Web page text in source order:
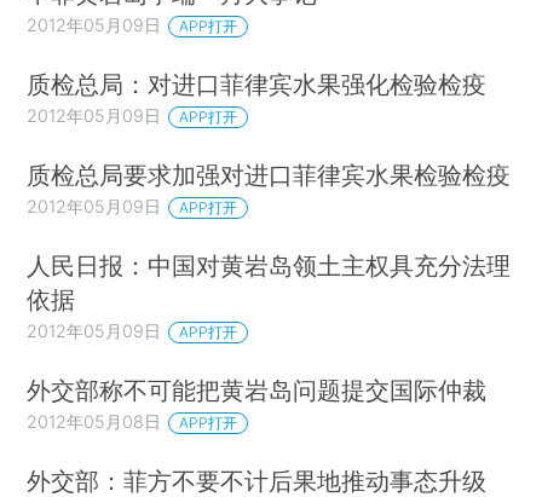
2012年05月09日 APP打开
质检总局：对进口菲律宾水果强化检验检疫
2012年05月09日 APP打开
质检总局要求加强对进口菲律宾水果检验检疫
2012年05月09日 APP打开
人民日报：中国对黄岩岛领土主权具充分法理
依据
2012年05月09日 APP打开
外交部称不可能把黄岩岛问题提交国际仲裁
2012年05月08日 APP打开
外交部：菲方不要不计后果地推动事态升级